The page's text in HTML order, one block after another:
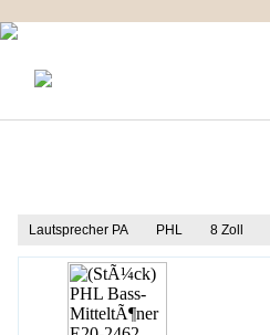
Lautsprecher PA PHL 8 Zoll